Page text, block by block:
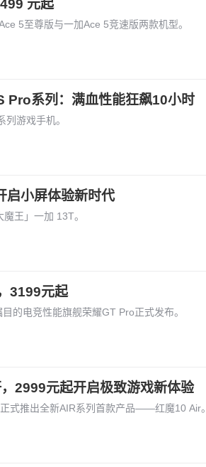
元起
5至尊版与一加Ace 5竞速版两款机型。
Pro系列：满血性能狂飙10小时
游戏手机。
启小屏体验新时代
王」一加 13T。
3199元起
的电竞性能旗舰荣耀GT Pro正式发布。
2999元起开启极致游戏新体验
式推出全新AIR系列首款产品——红魔10 Air。